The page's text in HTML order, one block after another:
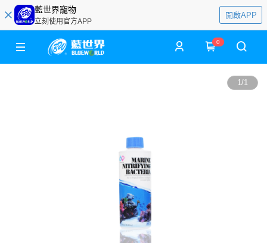
藍世界寵物
立刻使用官方APP
開啟APP
0
1/1